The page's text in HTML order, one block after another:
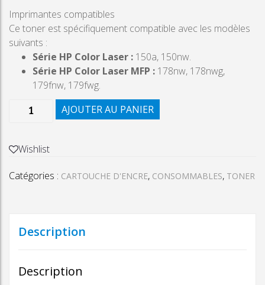
Imprimantes compatibles
Ce toner est spécifiquement compatible avec les modèles
suivants :
Série HP Color Laser : 150a, 150nw.
Série HP Color Laser MFP : 178nw, 178nwg,
179fnw, 179fwg.
quantité
TONER
HP
AJOUTER AU PANIER
Wishlist
Catégories : CARTOUCHE D'ENCRE, CONSOMMABLES, TONER
Description
Description